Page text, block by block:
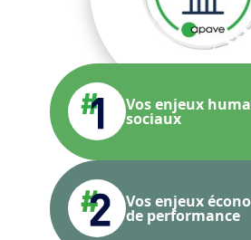
Vos enjeux
sociaux
Vos enjeux
de performance